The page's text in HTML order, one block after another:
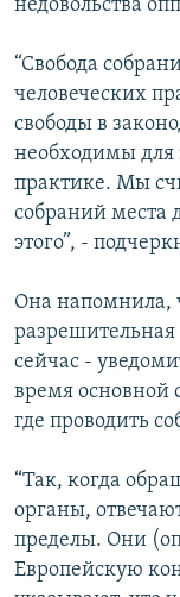
недовольства
“Свобода
человеческих
свободы в
необходимы для
практике. Мы
собраний
этого”, -
Она напомнила,
сейчас -
время основной
где проводить
“Так, когда
органы,
пределы. Они
Европейскую